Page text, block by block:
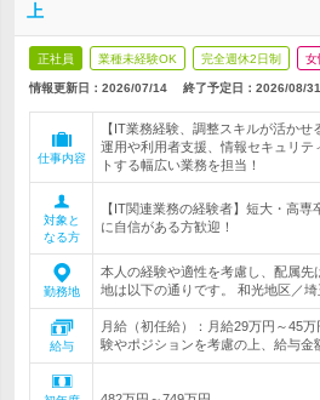
上
正社員 業種未経験OK 完全週休2日制 女
情報更新日：2026/07/14 終了予定日： 2026/08/31
仕事内容
【IT業務経験、調整スキルが活か
運用や利用者支援、情報セキュリテ
トする幅広い業務を担当！
対象と
なる方
【IT関連業務の経験者】短大・高
に自信がある方歓迎！
勤務地
本人の経験や適性を考慮し、配属
地は以下の通りです。 和光地区／埼
給与
月給（初任給）：月給29万円～45
験やポジションを考慮の上、給与